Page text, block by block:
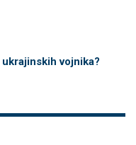
vojnika?